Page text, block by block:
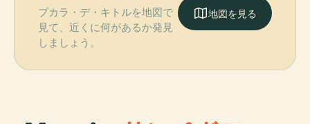
プカラ・デ・キトルを地図で
見て、近くに何があるか発見
しましょう。
地図を見る